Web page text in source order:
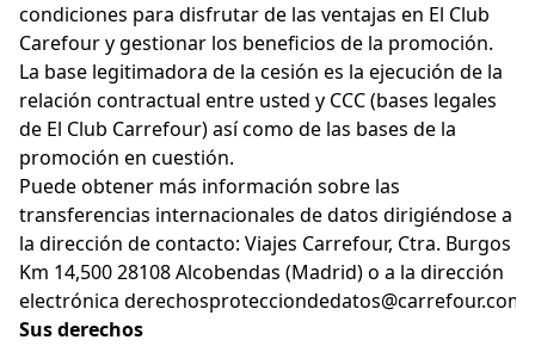
condiciones para disfrutar de las ventajas en El Club
Carefour y gestionar los beneficios de la promoción.
La base legitimadora de la cesión es la ejecución de la
relación contractual entre usted y CCC (bases legales
de El Club Carrefour) así como de las bases de la
promoción en cuestión.
Puede obtener más información sobre las
transferencias internacionales de datos dirigiéndose a
la dirección de contacto: Viajes Carrefour, Ctra. Burgos
Km 14,500 28108 Alcobendas (Madrid) o a la dirección
electrónica derechosprotecciondedatos@carrefour.com
Sus derechos